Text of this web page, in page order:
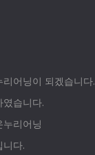
어닝이 되겠습니다.
습니다.
리어닝
니다.